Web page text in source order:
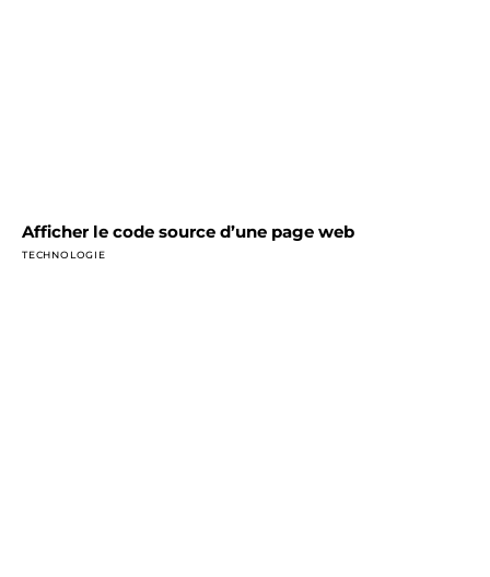
Afficher le code source d’une page web
TECHNOLOGIE